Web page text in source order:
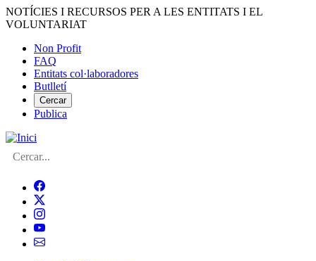
Vés
al
NOTÍCIES I RECURSOS PER A LES ENTITATS I EL
VOLUNTARIAT
Menú
del
compte
d'usuari
Non Profit
FAQ
Entitats col·laboradores
Butlletí
Cercar
Publica
Cerca